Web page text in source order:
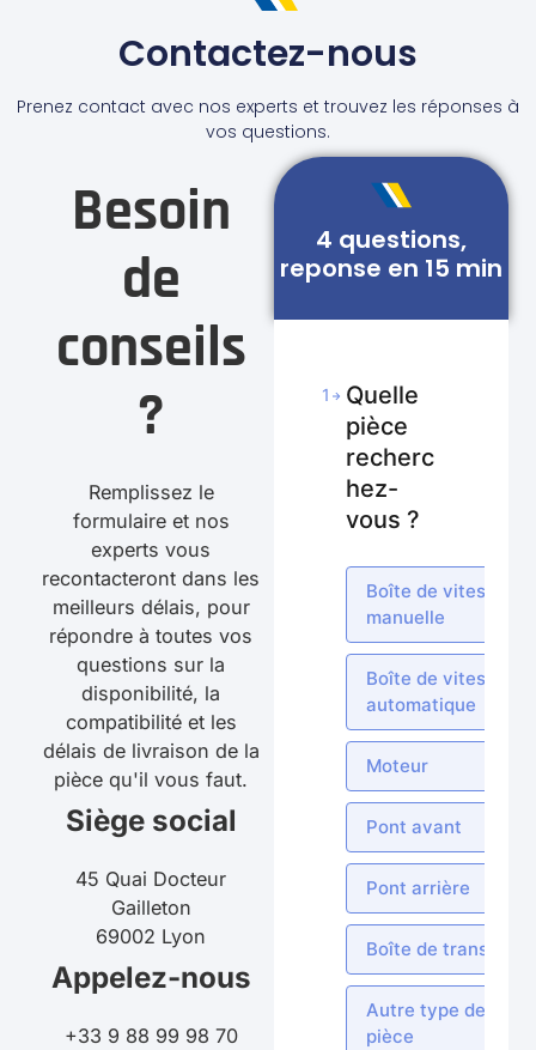
Contactez-nous
Prenez contact avec nos experts et trouvez les réponses à
vos questions.
Besoin
de
conseils
?
Remplissez le
formulaire et nos
experts vous
recontacteront dans les
meilleurs délais, pour
répondre à toutes vos
questions sur la
disponibilité, la
compatibilité et les
délais de livraison de la
pièce qu'il vous faut.
Siège social
45 Quai Docteur
Gailleton
69002 Lyon
Appelez-nous
+33 9 88 99 98 70
4 questions,
reponse en 15 min
1
Quelle
pièce
recherc
hez-
vous ?
Boîte de vitesses
manuelle
Boîte de vitesses
automatique
Moteur
Pont avant
Pont arrière
Boîte de transfert
Autre type de
pièce